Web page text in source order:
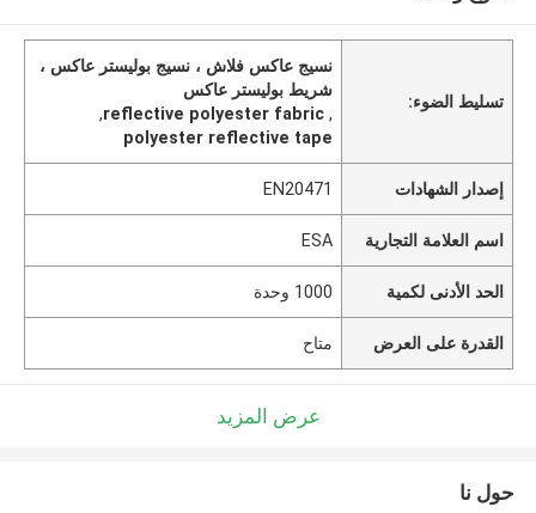
تسليط الضوء:
نسيج عاكس فلاش ، نسيج بوليستر عاكس ،
شريط بوليستر عاكس
,
reflective polyester fabric
,
polyester reflective tape
إصدار الشهادات EN20471
اسم العلامة التجارية ESA
الحد الأدنى لكمية 1000 وحدة
القدرة على العرض متاح
عرض المزيد
حول نا